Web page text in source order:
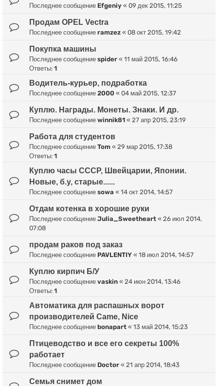
Последнее сообщение Efgeniy « 09 дек 2015, 11:25
Продам OPEL Vectra
Последнее сообщение ramzez « 08 окт 2015, 19:42
Покупка машины
Последнее сообщение spider « 11 май 2015, 16:46
Ответы: 1
Водитель-курьер, подработка
Последнее сообщение 2000 « 04 май 2015, 12:37
Куплю. Награды. Монеты. Знаки. И др.
Последнее сообщение winnik81 « 27 апр 2015, 23:19
Работа для студентов
Последнее сообщение Tom « 29 мар 2015, 17:38
Ответы: 1
Куплю часы СССР, Швейцарии, Японии.
Новые, б.у, старые......
Последнее сообщение sowa « 14 окт 2014, 14:57
Отдам котенка в хорошие руки
Последнее сообщение Julia_Sweetheart « 26 июл 2014,
07:08
продам раков под заказ
Последнее сообщение PAVLENTIY « 18 июл 2014, 14:57
Куплю кирпич Б/У
Последнее сообщение vaskin « 24 июн 2014, 13:46
Ответы: 1
Автоматика для распашных ворот
производителей Came, Nice
Последнее сообщение bonapart « 13 май 2014, 15:23
Птицеводство и все его секреты 100%
работает
Последнее сообщение Doctor « 21 апр 2014, 18:43
Семья снимет дом